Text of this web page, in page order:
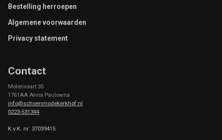
Footer
Bestelling herroepen
Algemene voorwaarden
Privacy statement
Contact
Molenvaart 35
1761AA Anna Paulowna
info@schoenmodekerkhof.nl
0223-531344
K.v.K. nr: 37039415